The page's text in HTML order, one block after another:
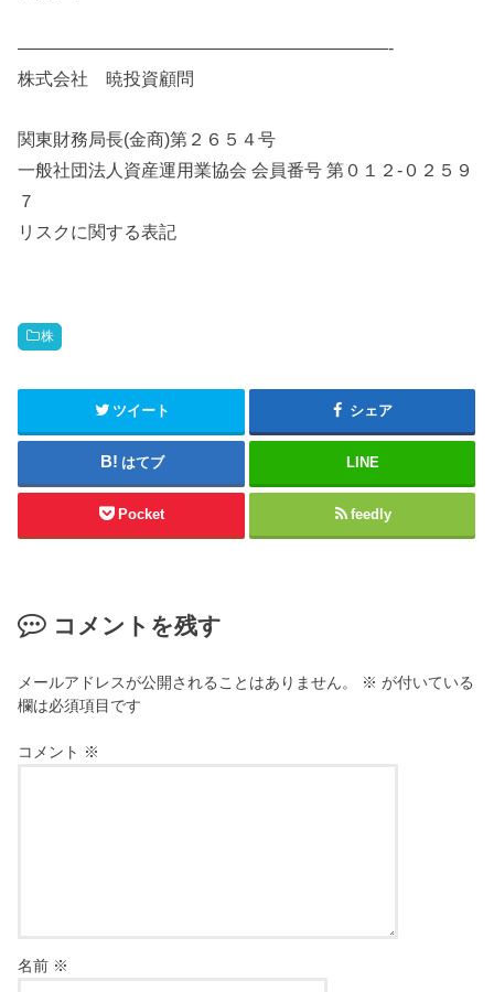
—————————————————————-
株式会社 暁投資顧問
関東財務局長(金商)第２６５４号
一般社団法人資産運用業協会 会員番号 第０１２-０２５９
７
リスクに関する表記
株
ツイート シェア
はてブ LINE
Pocket feedly
コメントを残す
メールアドレスが公開されることはありません。 ※ が付いている
欄は必須項目です
コメント ※
名前 ※